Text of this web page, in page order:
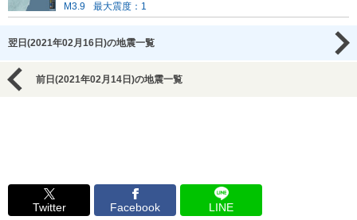
M3.9
最大震度：1
翌日(2021年02月16日)の地震一覧
前日(2021年02月14日)の地震一覧
Twitter Facebook LINE